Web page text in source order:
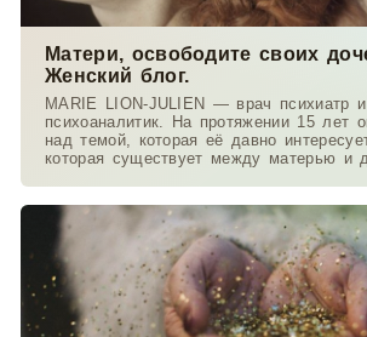
Матери, освободите своих
Женский блог.
MARIE LION-JULIEN — врач психиатр и
психоаналитик. На протяжении 15 лет
над темой, которая её давно
которая существует между матерью и